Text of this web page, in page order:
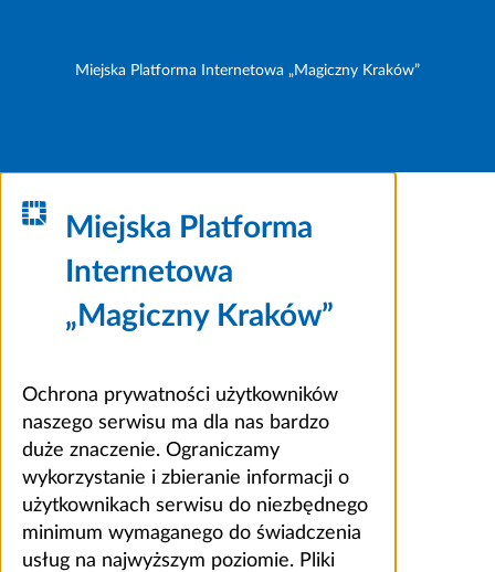
Miejska Platforma Internetowa „Magiczny Kraków”
Miejska Platforma
Internetowa
„Magiczny Kraków”
Ochrona prywatności użytkowników
naszego serwisu ma dla nas bardzo
duże znaczenie. Ograniczamy
wykorzystanie i zbieranie informacji o
użytkownikach serwisu do niezbędnego
minimum wymaganego do świadczenia
usług na najwyższym poziomie. Pliki